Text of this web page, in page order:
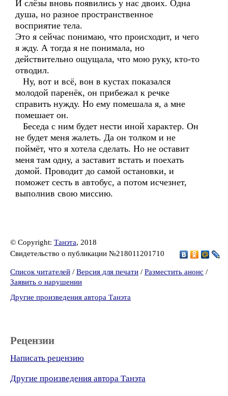
И слёзы вновь появились у нас двоих. Одна
душа, но разное пространственное
восприятие тела.
Это я сейчас понимаю, что происходит, и чего
я жду. А тогда я не понимала, но
действительно ощущала, что мою руку, кто-то
отводил.
Ну, вот и всё, вон в кустах показался
молодой паренёк, он прибежал к речке
справить нужду. Но ему помешала я, а мне
помешает он.
Беседа с ним будет нести иной характер. Он
не будет меня жалеть. Да он толком и не
поймёт, что я хотела сделать. Но не оставит
меня там одну, а заставит встать и поехать
домой. Проводит до самой остановки, и
поможет сесть в автобус, а потом исчезнет,
выполнив свою миссию.
© Copyright: Танэта, 2018
Свидетельство о публикации №218011201710
Список читателей / Версия для печати / Разместить анонс /
Заявить о нарушении
Другие произведения автора Танэта
Рецензии
Написать рецензию
Другие произведения автора Танэта